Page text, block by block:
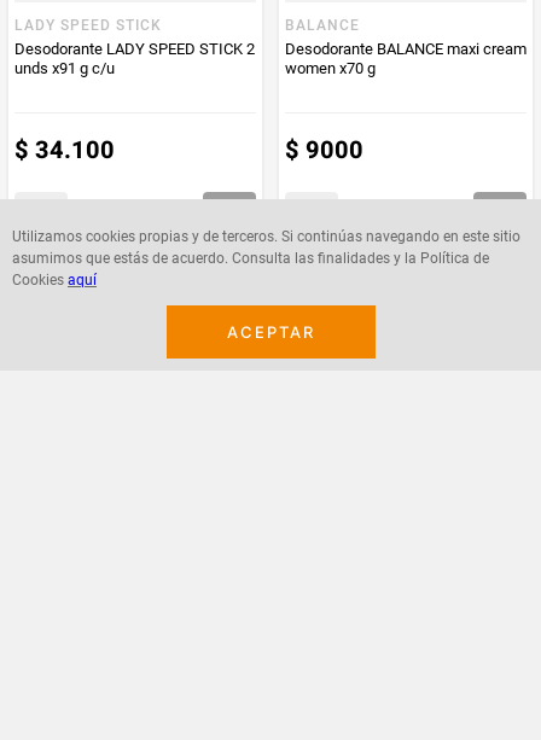
Utilizamos cookies propias y de terceros. Si continúas navegando en este sitio
asumimos que estás de acuerdo. Consulta las finalidades y la Política de
Cookies aquí
ACEPTAR
LADY SPEED STICK
Desodorante LADY SPEED STICK 2
unds x91 g c/u
$ 34.100
BALANCE
Desodorante BALANCE maxi cream
women x70 g
$ 9000